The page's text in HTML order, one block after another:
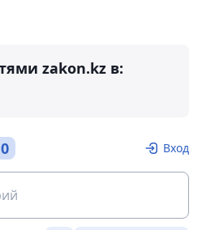
zakon.kz в:
0 Вход